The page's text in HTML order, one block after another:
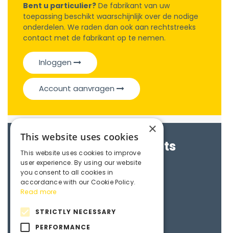
Bent u particulier? De fabrikant van uw
toepassing beschikt waarschijnlijk over de nodige
onderdelen. We raden dan ook aan rechtstreeks
contact met de fabrikant op te nemen.
Inloggen
Account aanvragen
Brochures & Datasheets
Maedler e-catalogue
3D File
×
This website uses cookies
This website uses cookies to improve
user experience. By using our website
you consent to all cookies in
accordance with our Cookie Policy.
Read more
STRICTLY NECESSARY
PERFORMANCE